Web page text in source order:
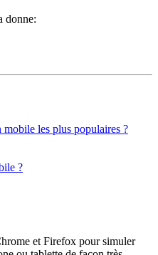
donne:
mobile les plus populaires ?
?
et Firefox pour simuler